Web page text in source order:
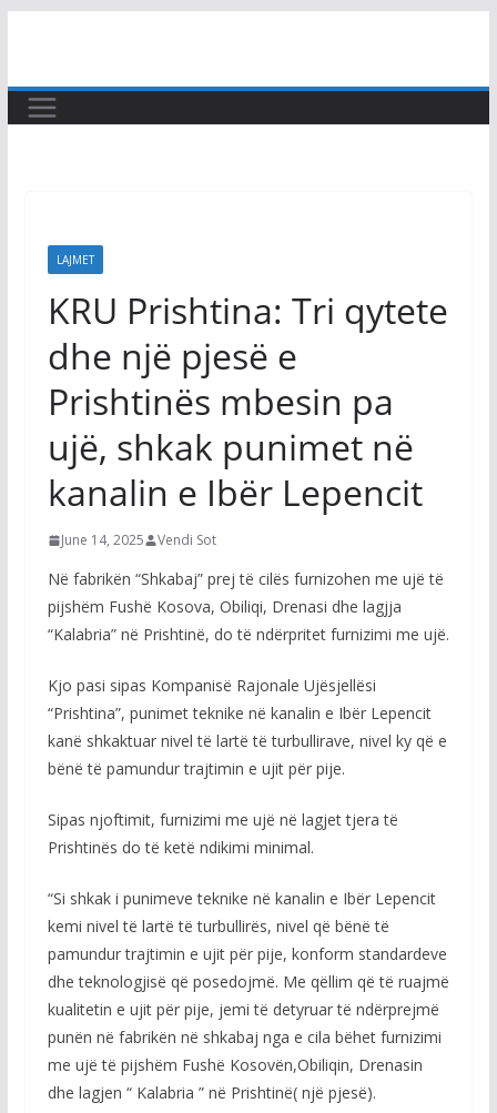
content
LAJMET
KRU Prishtina: Tri qytete
dhe një pjesë e
Prishtinës mbesin pa
ujë, shkak punimet në
kanalin e Ibër Lepencit
June 14, 2025 Vendi Sot
Në fabrikën “Shkabaj” prej të cilës furnizohen me ujë të
pijshëm Fushë Kosova, Obiliqi, Drenasi dhe lagjja
“Kalabria” në Prishtinë, do të ndërpritet furnizimi me ujë.
Kjo pasi sipas Kompanisë Rajonale Ujësjellësi
“Prishtina”, punimet teknike në kanalin e Ibër Lepencit
kanë shkaktuar nivel të lartë të turbullirave, nivel ky që e
bënë të pamundur trajtimin e ujit për pije.
Sipas njoftimit, furnizimi me ujë në lagjet tjera të
Prishtinës do të ketë ndikimi minimal.
“Si shkak i punimeve teknike në kanalin e Ibër Lepencit
kemi nivel të lartë të turbullirës, nivel që bënë të
pamundur trajtimin e ujit për pije, konform standardeve
dhe teknologjisë që posedojmë. Me qëllim që të ruajmë
kualitetin e ujit për pije, jemi të detyruar të ndërprejmë
punën në fabrikën në shkabaj nga e cila bëhet furnizimi
me ujë të pijshëm Fushë Kosovën,Obiliqin, Drenasin
dhe lagjen “ Kalabria ” në Prishtinë( një pjesë).